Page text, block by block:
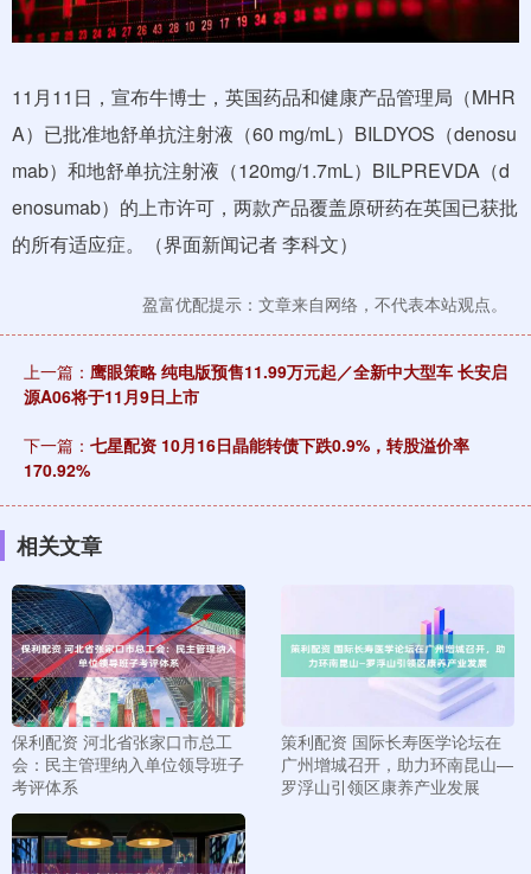
11月11日，宣布牛博士，英国药品和健康产品管理局（MHR
A）已批准地舒单抗注射液（60 mg/mL）BILDYOS（denosu
mab）和地舒单抗注射液（120mg/1.7mL）BILPREVDA（d
enosumab）的上市许可，两款产品覆盖原研药在英国已获批
的所有适应症。（界面新闻记者 李科文）
盈富优配提示：文章来自网络，不代表本站观点。
上一篇： 鹰眼策略 纯电版预售11.99万元起／全新中大型车 长安启
源A06将于11月9日上市
下一篇： 七星配资 10月16日晶能转债下跌0.9%，转股溢价率
170.92%
相关文章
保利配资 河北省张家口市总工
会：民主管理纳入单位领导班子
考评体系
策利配资 国际长寿医学论坛在
广州增城召开，助力环南昆山—
罗浮山引领区康养产业发展